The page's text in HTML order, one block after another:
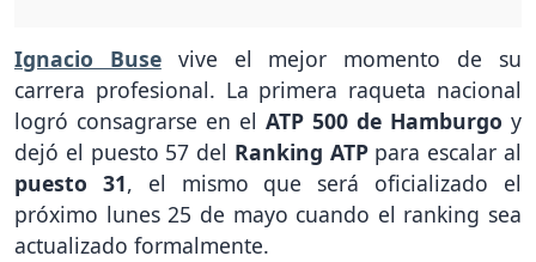
Ignacio Busevive el mejor momento de su
carrera profesional. La primera raqueta nacional
logró consagrarse en el ATP 500 de Hamburgo y
dejó el puesto 57 del Ranking ATPpara escalar al
puesto 31, el mismo que será oficializado el
próximo lunes 25 de mayo cuando el ranking sea
actualizado formalmente.